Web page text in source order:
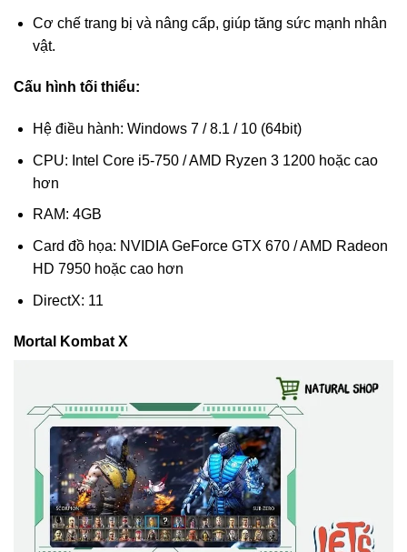
Cơ chế trang bị và nâng cấp, giúp tăng sức mạnh nhân
vật.
Cấu hình tối thiểu:
Hệ điều hành: Windows 7 / 8.1 / 10 (64bit)
CPU: Intel Core i5-750 / AMD Ryzen 3 1200 hoặc cao
hơn
RAM: 4GB
Card đồ họa: NVIDIA GeForce GTX 670 / AMD Radeon
HD 7950 hoặc cao hơn
DirectX: 11
Mortal Kombat X